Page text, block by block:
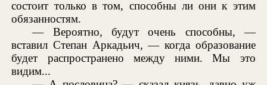
состоит только в том, способны ли они к этим
обязанностям.
— Вероятно, будут очень способны, —
вставил Степан Аркадьич, — когда образование
будет распространено между ними. Мы это
видим...